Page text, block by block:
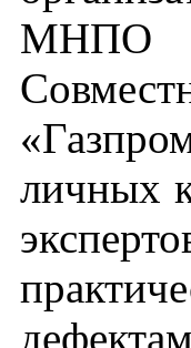
МНПО
личных